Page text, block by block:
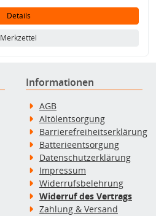
Details
Merkzettel
Informationen
AGB
Altölentsorgung
Barrierefreiheitserklärung
Batterieentsorgung
Datenschutzerklärung
Impressum
Widerrufsbelehrung
Widerruf des Vertrags
Zahlung & Versand